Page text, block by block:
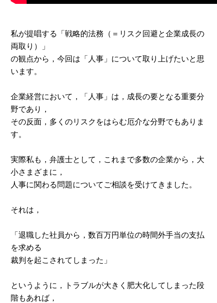
私が提唱する「戦略的法務（＝リスク回避と企業成長の
両取り）」
の観点から，今回は「人事」について取り上げたいと思
います。
企業経営において，「人事」は，成長の要となる重要分
野であり，
その反面，多くのリスクをはらむ厄介な分野でもありま
す。
実際私も，弁護士として，これまで多数の企業から，大
小さまざまに，
人事に関わる問題についてご相談を受けてきました。
それは，
「退職した社員から，数百万円単位の時間外手当の支払
を求める
裁判を起こされてしまった」
というように，トラブルが大きく肥大化してしまった段
階もあれば，